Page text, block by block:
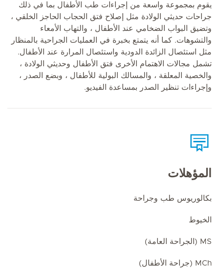
يقوم بمجموعة واسعة من إجراءات طب الأطفال بما في ذلك
جراحات حديثي الولادة مثل إصلاح فتق الحجاب الحاجز الخلقي ،
وتضيق البواب الضخامي عند الأطفال ، والتهاب الأمعاء
والتشوهات. كما أنه يتمتع بخبرة في العمليات الجراحية بالمنظار
مثل استئصال الزائدة الدودية واستئصال المرارة عند الأطفال.
تشمل مجالات الاهتمام الأخرى فتق الأطفال وحديثي الولادة ،
والخصية المعلقة ، والمسالك البولية للأطفال ، وبضع الصدر ،
وإجراءات تنظير الصدر بمساعدة الفيديو.
المؤهلات
بكالوريوس طب وجراحة
الخيوط
MS (الجراحة العامة)
MCh (جراحة الأطفال)